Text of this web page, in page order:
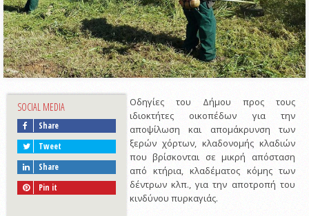
SOCIAL MEDIA
Share
Tweet
Share
Pin it
Οδηγίες του Δήμου προς τους
ιδιοκτήτες οικοπέδων για την
αποψίλωση και απομάκρυνση των
ξερών χόρτων, κλαδονομής κλαδιών
που βρίσκονται σε μικρή απόσταση
από κτήρια, κλαδέματος κόμης των
δέντρων κλπ., για την αποτροπή του
κινδύνου πυρκαγιάς.